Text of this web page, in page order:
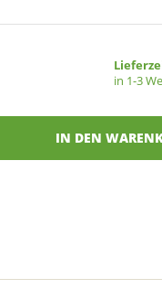
in 1-3
IN DEN